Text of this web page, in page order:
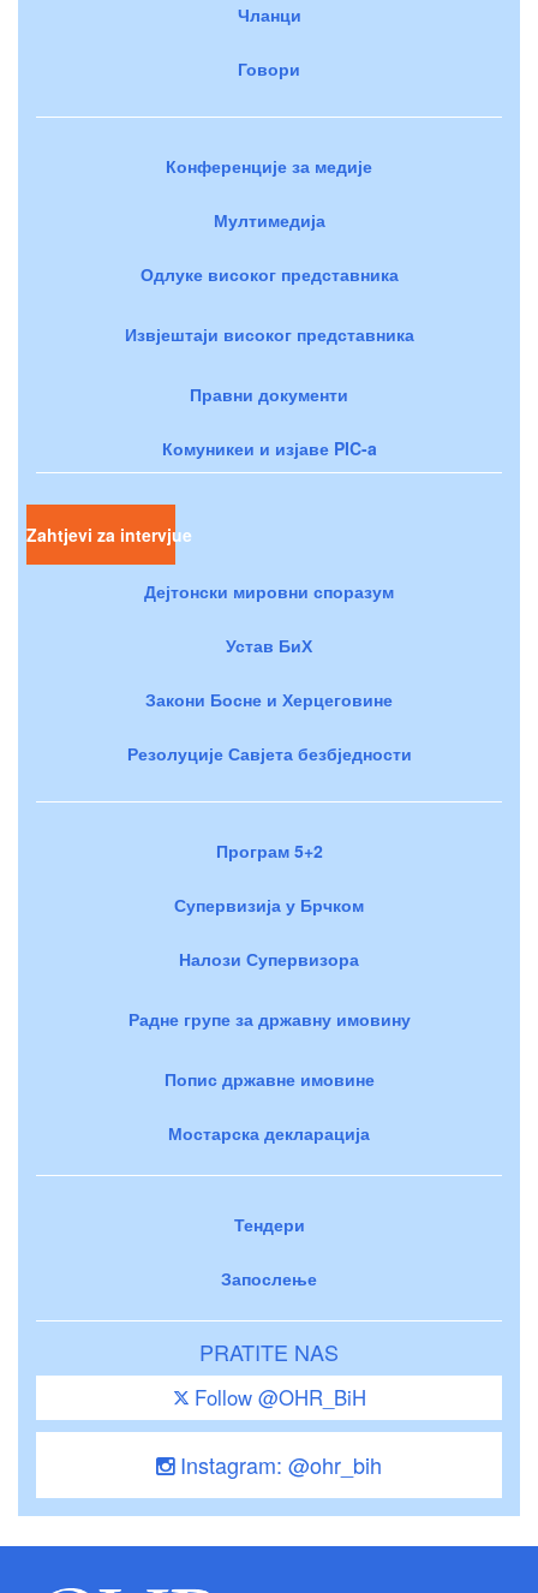
Чланци
Говори
Конференције за медије
Мултимедија
Одлуке високог представника
Извјештаји високог представника
Правни документи
Комуникеи и изјаве PIC-a
Zahtjevi za intervjue
Дејтонски мировни споразум
Устав БиХ
Закони Босне и Херцеговине
Резолуције Савјета безбједности
Програм 5+2
Супервизија у Брчком
Налози Супервизора
Радне групе за државну имовину
Попис државне имовине
Мостарска декларација
Тендери
Запослење
PRATITE NAS
Follow @OHR_BiH
Instagram: @ohr_bih